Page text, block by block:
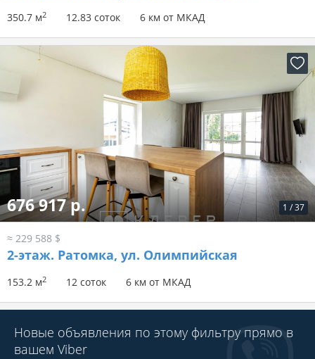
350.7 м2 12.83 соток 6 км от МКАД
1 /37
676 917 р.
≈ 229 588 $
2-этаж. Ратомка, ул. Олимпийская
153.2 м2 12 соток 6 км от МКАД
Новые объявления по этому фильтру прямо в
вашем Viber